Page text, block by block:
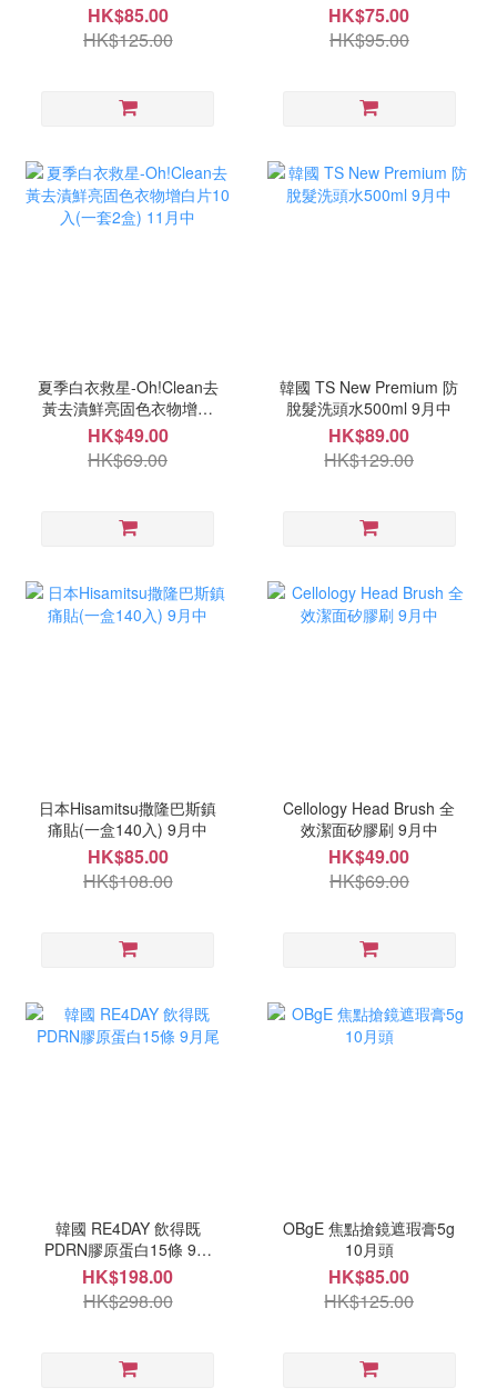
裝 9月尾
HK$85.00
HK$125.00
裝 9月尾
HK$75.00
HK$95.00
夏季白衣救星-Oh!Clean去
黃去漬鮮亮固色衣物增白
片10入(一套2盒) 11月中
HK$49.00
HK$69.00
韓國 TS New Premium 防
脫髮洗頭水500ml 9月中
HK$89.00
HK$129.00
日本Hisamitsu撒隆巴斯鎮
痛貼(一盒140入) 9月中
HK$85.00
HK$108.00
Cellology Head Brush 全
效潔面矽膠刷 9月中
HK$49.00
HK$69.00
韓國 RE4DAY 飲得既
PDRN膠原蛋白15條 9月
尾
HK$198.00
HK$298.00
OBgE 焦點搶鏡遮瑕膏5g
10月頭
HK$85.00
HK$125.00